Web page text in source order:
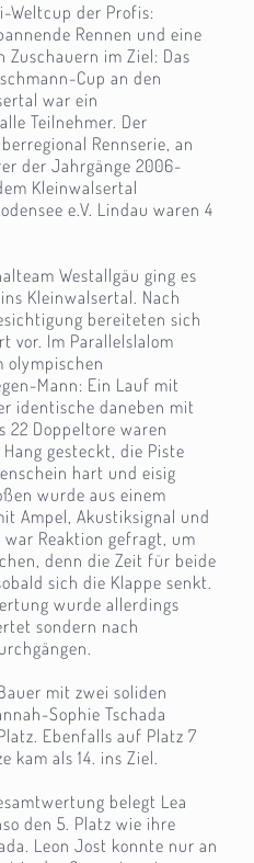
Weltcup der Profis:
Rennen und eine
im Ziel: Das
Cup an den
war ein
Teilnehmer. Der
Rennserie, an
der Jahrgänge 2006-
Kleinwalsertal
e.V. Lindau waren 4
Westallgäu ging es
Kleinwalsertal. Nach
bereiteten sich
vor. Im Parallelslalom
olympischen
Mann: Ein Lauf mit
identische daneben mit
22 Doppeltore waren
gesteckt, die Piste
hart und eisig
wurde aus einem
Ampel, Akustiksignal und
Reaktion gefragt, um
denn die Zeit für beide
sich die Klappe senkt.
wurde allerdings
sondern nach
mit zwei soliden
Sophie Tschada
Ebenfalls auf Platz 7
kam als 14. ins Ziel.
belegt Lea
den 5. Platz wie ihre
Leon Jost konnte nur an